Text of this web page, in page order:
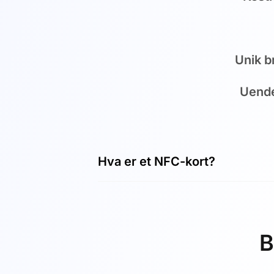
Unik
Hva er et NFC-kort?
gjør NFC-teknologien det mulig